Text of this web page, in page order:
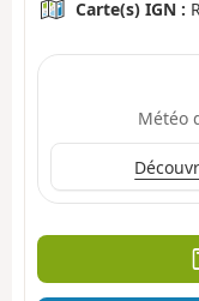
Carte(s) IGN :
Météo